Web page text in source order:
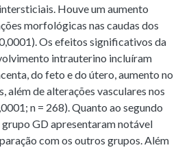
Houve um aumento
morfológicas nas caudas dos
Os efeitos significativos da
intrauterino incluíram
do feto e do útero, aumento no
além de alterações vasculares nos
n = 268). Quanto ao segundo
GD apresentaram notável
com os outros grupos. Além